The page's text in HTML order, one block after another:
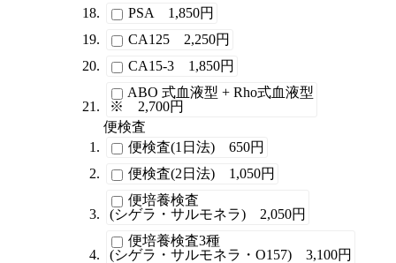
PSA 1,850円
CA125 2,250円
CA15-3 1,850円
ABO 式血液型 + Rho式血液型
※ 2,700円
便検査
便検査(1日法) 650円
便検査(2日法) 1,050円
便培養検査
(シゲラ・サルモネラ) 2,050円
便培養検査3種
(シゲラ・サルモネラ・O157) 3,100円